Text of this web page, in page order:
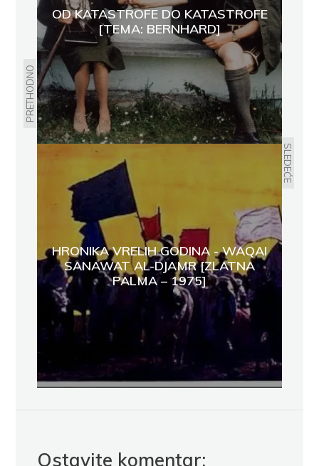
PRETHODNO
OD KATASTROFE DO KATASTROFE
[TEMA: BERNHARD]
SLEDEĆE
HRONIKA VRELIH GODINA - WAQAI
SANAWAT AL-DJAMR [ZLATNA
PALMA – 1975]
Ostavite komentar: